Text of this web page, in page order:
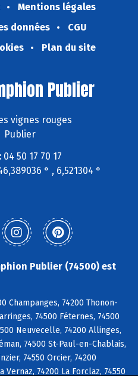
Mentions légales
données
CGU
Plan du site
Publier
vignes rouges
Publier
04 50 17 70 17
° , 6,521304 °
Publier (74500) est
Champanges, 74200 Thonon-
74500 Féternes, 74500
Neuvecelle, 74200 Allinges,
74500 St-Paul-en-Chablais,
74550 Orcier, 74200
Vernaz, 74200 La Forclaz, 74550